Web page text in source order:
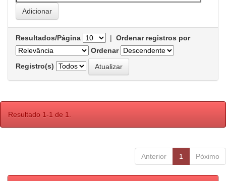
Resultados/Página | Ordenar registros por
Ordenar
Registro(s)
Resultado 1-1 de 1.
Anterior 1 Póximo